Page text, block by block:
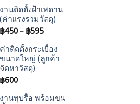
฿200
through
งานติดตั้งฝ้าเพดาน
(ค่าแรงรวมวัสดุ)
฿450 – ฿595Price
฿450
through
ค่าติดตั้งกระเบื้อง
ขนาดใหญ่ (ลูกค้า
จัดหาวัสดุ)
฿600
งานทุบรื้อ พร้อมขน